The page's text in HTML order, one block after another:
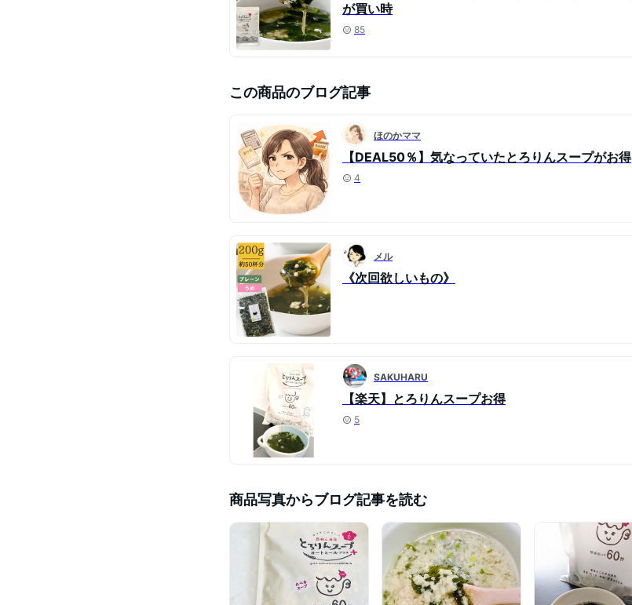
が買い時
85
この商品のブログ記事
ほのかママ
【DEAL50％】気なっていたとろりんスープがお得
4
メル
《次回欲しいもの》
SAKUHARU
【楽天】とろりんスープお得
5
商品写真からブログ記事を読む